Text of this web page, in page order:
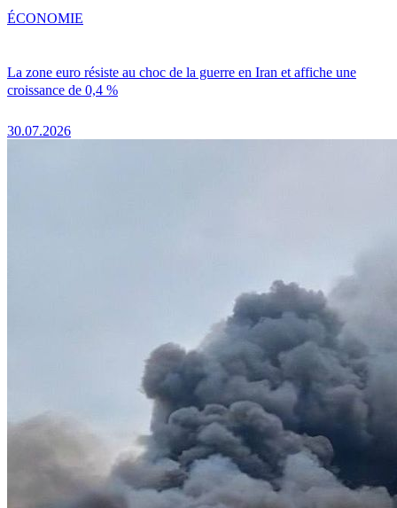
La zone euro résiste au choc de la guerre en Iran et affiche une
croissance de 0,4 %
30.07.2026
ÉCONOMIE